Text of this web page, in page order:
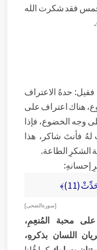
فقد شكرت الله
حدهُ الاعتراف
هناك اعتراف على
وجه الخضوع، فإذا
فأنتَ شاكر، هذا
الشكرِ الطاعة.
إحسانهِ:
(11)﴾
[ سورة الضحى ]
محبة المُنعِمِ،
اللسان بذكرهِ،